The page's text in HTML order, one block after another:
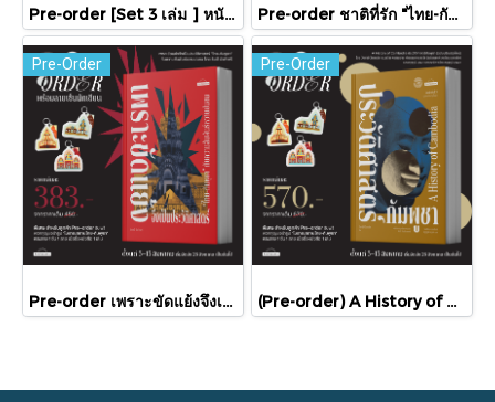
Pre-order [Set 3 เล่ม ] หนังสือชุดความสัมพันธ์ "ไทย-กัมพูชา" / มติชน Pre-order ชาติที่รัก "ไทย-กัมพูชา" กับเส้นสมมติ / พวงทอง ภวัครพันธุ์ / มติชน
Pre-Order
Pre-order เพราะขัดแย้งจึงเป็นประวัติศาสตร์ "ไทย-กัมพูชา" กับความสัมพันธ์หวานปนขม / มติชน
Pre-Order
(Pre-order) A History of Cambodia ประวัติศาสตร์กัมพูชา (ฉบับปรับปรุงใหม่) / David Chandler / มติชน